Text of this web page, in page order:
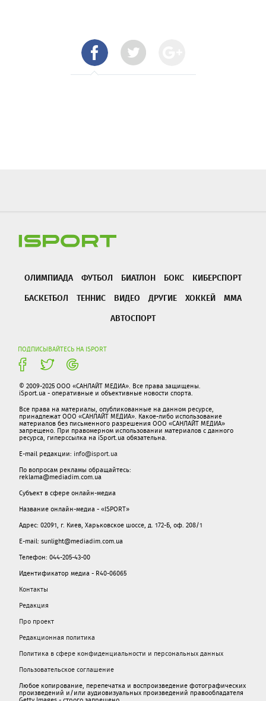
ОЛИМПИАДА ФУТБОЛ БИАТЛОН БОКС
КИБЕРСПОРТ
БАСКЕТБОЛ
ТЕННИС ВИДЕО ДРУГИЕ ХОККЕЙ
ММА
АВТОСПОРТ
ПОДПИСЫВАЙТЕСЬ НА ISPORT
© 2009-2025 ООО «САНЛАЙТ МЕДИА». Все права защищены.
iSport.ua - оперативные и объективные новости спорта.
Все права на материалы, опубликованные на данном ресурсе,
принадлежат ООО «САНЛАЙТ МЕДИА». Какое-либо использование
материалов без письменного разрешения ООО «САНЛАЙТ МЕДИА»
запрещено. При правомерном использовании материалов с данного
ресурса, гиперссылка на iSport.ua обязательна.
E-mail редакции: info@isport.ua
По вопросам рекламы обращайтесь:
reklama@mediadim.com.ua
Субъект в сфере онлайн-медиа
Название онлайн-медиа - «ISPORT»
Адрес: 02091, г. Киев, Харьковское шоссе, д. 172-Б, оф. 208/1
E-mail: sunlight@mediadim.com.ua
Телефон: 044-205-43-00
Идентификатор медиа - R40-06065
Контакты
Редакция
Про проект
Редакционная политика
Политика в сфере конфиденциальности и персональных данных
Пользовательское соглашение
Любое копирование, перепечатка и воспроизведение фотографических
произведений и/или аудиовизуальных произведений правообладателя